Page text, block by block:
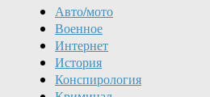
Авто/мото
Военное
Интернет
История
Конспирология